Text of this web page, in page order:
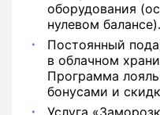
оборудования
нулевом балансе).
Постоянный
в облачном
Программа
бонусами и
Услуга